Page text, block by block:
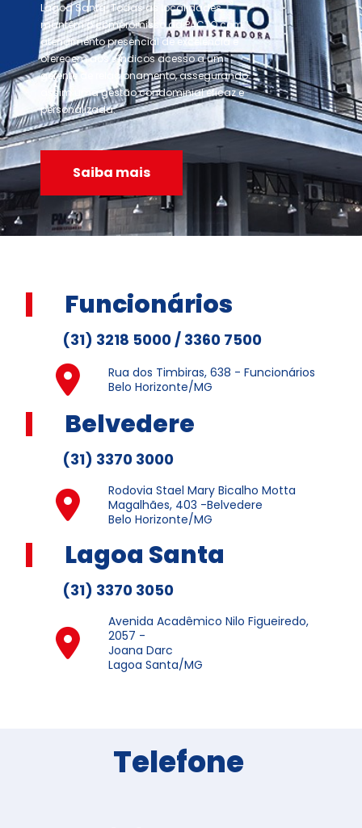
Lagoa Santa. Todas as localidades
mantêm o compromisso da PACTO com
atendimento presencial de excelência e
oferecem aos síndicos acesso a um
gerente de relacionamento, assegurando
assim uma gestão condominial eficaz e
personalizada.
Saiba mais
Funcionários
(31) 3218 5000 / 3360 7500
Rua dos Timbiras, 638 - Funcionários
Belo Horizonte/MG
Belvedere
(31) 3370 3000
Rodovia Stael Mary Bicalho Motta
Magalhães, 403 -Belvedere
Belo Horizonte/MG
Lagoa Santa
(31) 3370 3050
Avenida Acadêmico Nilo Figueiredo,
2057 -
Joana Darc
Lagoa Santa/MG
Telefone